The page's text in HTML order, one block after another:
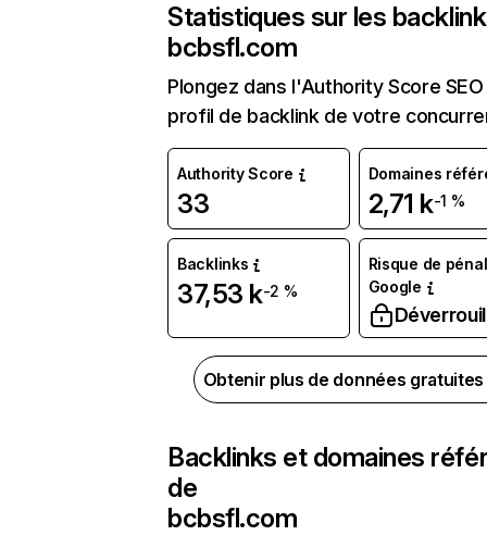
Statistiques sur les
bcbsfl.com
Plongez dans l'Authority Score
profil de backlink de votre
Authority Score
33
Domaines
2,71 k-1 %
Backlinks
37,53 k-2 %
Risque de
Google
Obtenir plus de données
Backlinks et domaines
de
bcbsfl.com